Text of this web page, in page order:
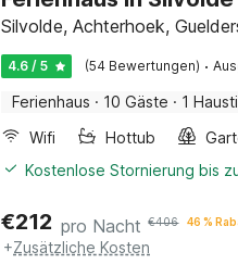
Silvolde, Achterhoek,
4.6 / 5 (54 Bewertungen) ·
Ferienhaus · 10 Gäste · 1
Wifi
Hottub
Kostenlose Stornierung bis
€212 pro Nacht €406 46 %
+Zusätzliche Kosten